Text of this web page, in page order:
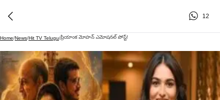
12
Home/News/Hit TV Telugu/ప్రియాంక మోహన్ ఎమోషనల్ పోస్ట్!